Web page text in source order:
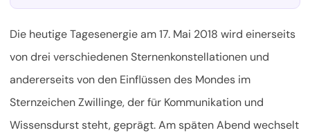
Die heutige Tagesenergie am 17. Mai 2018 wird einerseits
von drei verschiedenen Sternenkonstellationen und
andererseits von den Einflüssen des Mondes im
Sternzeichen Zwillinge, der für Kommunikation und
Wissensdurst steht, geprägt. Am späten Abend wechselt